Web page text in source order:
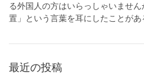
る外国人の方はいらっしゃいませ
置」という言葉を耳にしたことが
最近の投稿